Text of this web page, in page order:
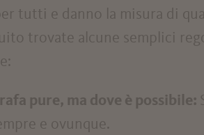
tutti e danno la misura di
trovate alcune semplici
pure, ma dove è possibile:
e ovunque.